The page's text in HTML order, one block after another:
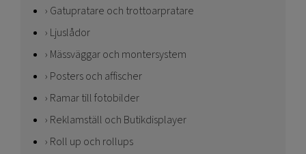
Gatupratare och trottoarpratare
Ljuslådor
Mässväggar och montersystem
Posters och affischer
Ramar till fotobilder
Reklamställ och Butikdisplayer
Roll up och rollups